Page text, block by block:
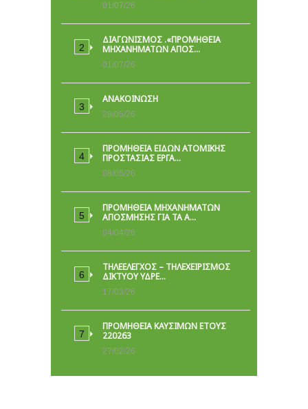
01/07/26
ΔΙΑΓΩΝΙΣΜΟΣ .«ΠΡΟΜΗΘΕΙΑ
ΜΗΧΑΝΗΜΑΤΩΝ ΑΠΟΣ…
01/07/26
ΑΝΑΚΟΙΝΩΣΗ
28/05/26
ΠΡΟΜΉΘΕΙΑ ΕΙΔΏΝ ΑΤΟΜΙΚΉΣ
ΠΡΟΣΤΑΣΊΑΣ ΕΡΓΑ…
08/05/26
ΠΡΟΜΗΘΕΙΑ ΜΗΧΑΝΗΜΑΤΩΝ
ΑΠΟΣΜΗΣΗΣ ΓΙΑ ΤΑ Α…
04/04/26
ΤΗΛΕΕΛΕΓΧΟΣ – ΤΗΛΕΧΕΙΡΙΣΜΟΣ
ΔΙΚΤΥΟΥ ΥΔΡΕ…
17/03/26
ΠΡΟΜΗΘΕΙΑ ΚΑΥΣΙΜΩΝ ΕΤΟΥΣ
220263
27/02/26